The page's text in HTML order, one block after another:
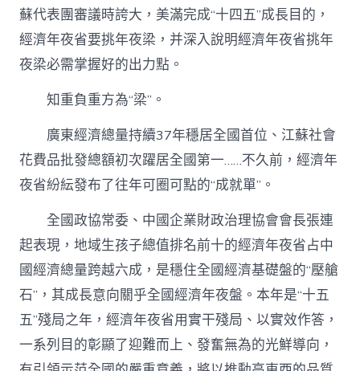
蘇代表團審議時誇大，美滿完成“十四五”成長目的，
經濟年夜省要挑年夜梁，并深入說明經濟年夜省挑年
夜梁必需掌握好的出力點。
知重負重方為“梁”。
廣東經濟總量持續37年穩居全國首位、江蘇社會
花費品批發總額初次躍居全國第一……不久前，經濟年
夜省紛紜發布了往年可圈可點的“成就單”。
全國政協常委、中國企業財政治理協會會長張連
起表現，地域生孩子總值排名前十的經濟年夜省占中
國經濟總量跨越六成，是穩住全國經濟基礎盤的“壓艙
石”，其成長意向關乎全國經濟年夜盤。本年是“十五
五”殘局之年，經濟年夜省用實干殘局、以實效作答，
一系列目的彰顯了迎難而上、發奮無為的光鮮導向，